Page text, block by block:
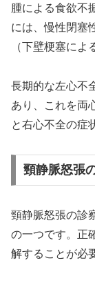
腫による食欲不
には、慢性閉塞
（下壁梗塞によ
長期的な左心不
あり、これを両
と右心不全の症
頸静脈怒張
頸静脈怒張の診
の一つです。正
解することが必